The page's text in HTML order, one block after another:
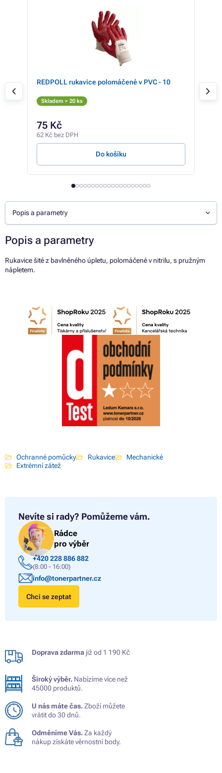
REDPOLL rukavice polomáčené v PVC - 10
Skladem > 20 ks
75 Kč
62 Kč bez DPH
Do košíku
Popis a parametry
Popis a parametry
Rukavice šité z bavlněného úpletu, polomáčené v nitrilu, s pružným
nápletem.
Ochranné pomůcky Rukavice
Mechanické
Extrémní zátež
Nevíte si rady? Pomůžeme vám.
Rádce
pro výběr
+420 228 886 882
(8:00 - 16:00)
info@tonerpartner.cz
Chci se zeptat
Doprava zdarma již od 1 190 Kč
Široký výběr. Nabízíme více než
45000 produktů.
U nás máte čas.Zboží můžete
vrátit do 30 dnů.
Odměníme Vás.Za každý
nákup získáte věrnostní body.